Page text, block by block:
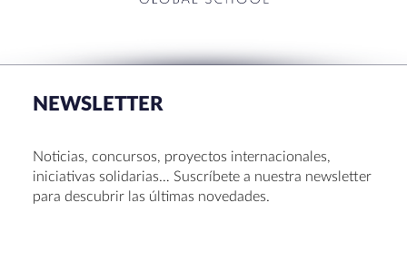
La Muestra de Artes 2026: creatividad, música y
Congreso UNIV 2026
Hábitos saludables: 8 consejos prácticos para
disfrutar la Navidad.
NEWSLETTER
Noticias, concursos, proyectos internacionales,
iniciativas solidarias… Suscríbete a nuestra newsletter
para descubrir las últimas novedades.